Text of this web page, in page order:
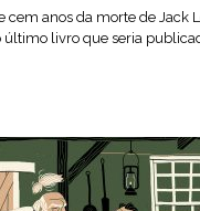
cem anos da morte de Jack
último livro que seria